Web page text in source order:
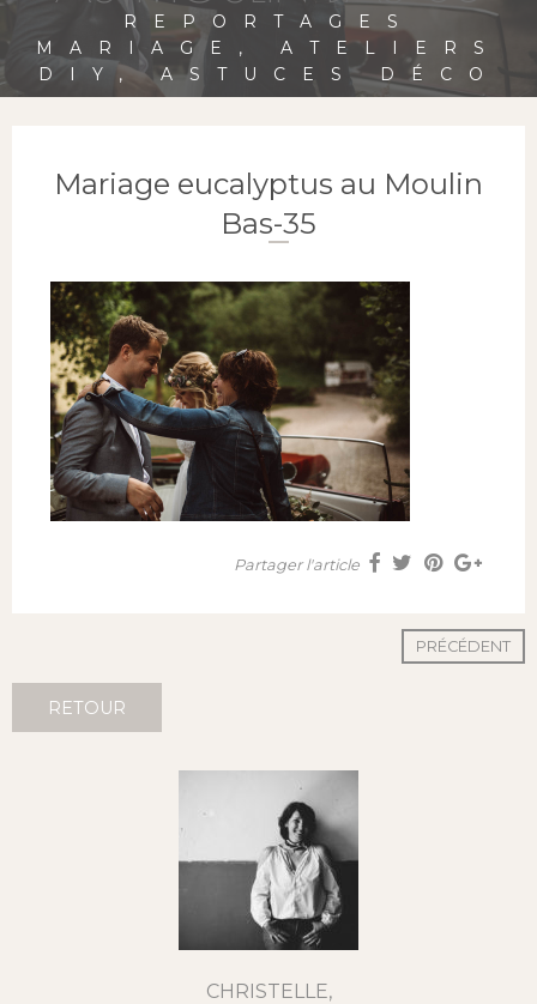
REPORTAGES
MARIAGE, ATELIERS
DIY, ASTUCES DÉCO
Mariage eucalyptus au Moulin
Bas-35
Partager l'article
PRÉCÉDENT
RETOUR
CHRISTELLE,